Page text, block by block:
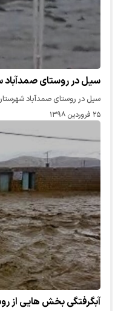
سیل در روستای
سیل در روستای صمدآباد
۲۵ فروردین ۱۳۹۸
آبگرفتگی بخش هایی از